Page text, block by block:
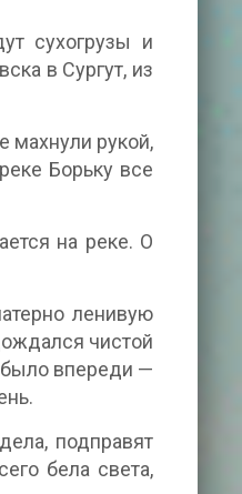
сухогрузы и
в Сургут, из
махнули рукой,
Борьку все
на реке. О
ленивую
чистой
впереди —
подправят
бела света,